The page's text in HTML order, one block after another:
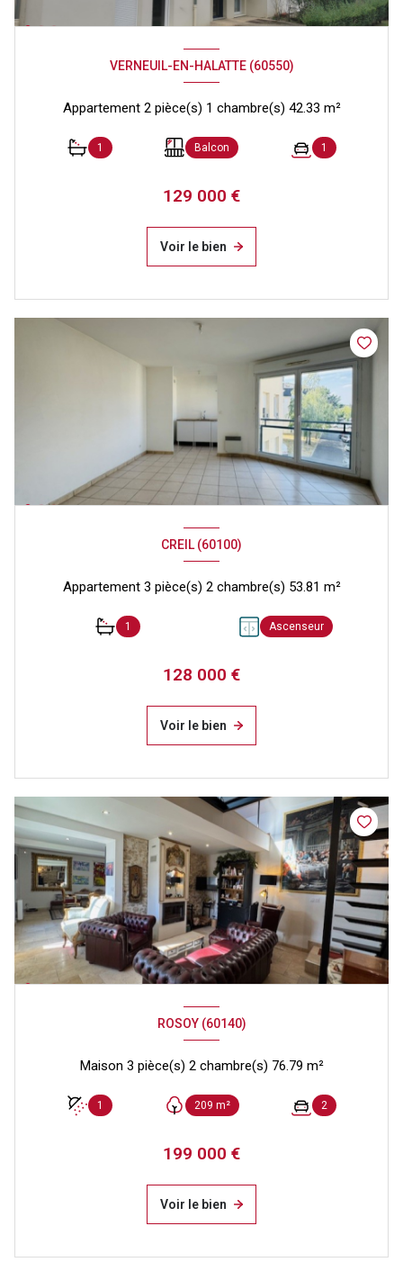
VERNEUIL-EN-HALATTE (60550)
Appartement 2 pièce(s) 1 chambre(s) 42.33 m²
1 Balcon 1
129 000 €
Voir le bien
CREIL (60100)
Appartement 3 pièce(s) 2 chambre(s) 53.81 m²
1 Ascenseur
128 000 €
Voir le bien
ROSOY (60140)
Maison 3 pièce(s) 2 chambre(s) 76.79 m²
1 209 m² 2
199 000 €
Voir le bien